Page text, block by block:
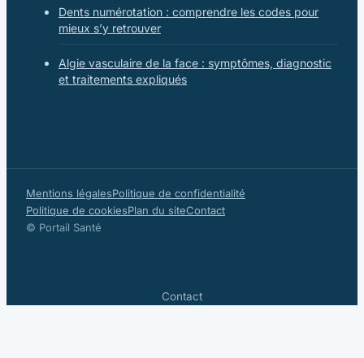
Dents numérotation : comprendre les codes pour
mieux s’y retrouver
Algie vasculaire de la face : symptômes, diagnostic
et traitements expliqués
Mentions légalesPolitique de confidentialité
Politique de cookiesPlan du siteContact
© Portail Santé
Contact